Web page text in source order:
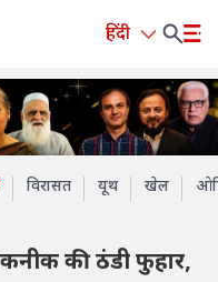
हिंदी
विरासत यूथ खेल
की ठंडी फुहार,